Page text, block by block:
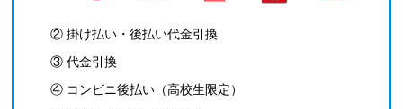
② 掛け払い・後払い代金引換
③ 代金引換
④ コンビニ後払い（高校生限定）